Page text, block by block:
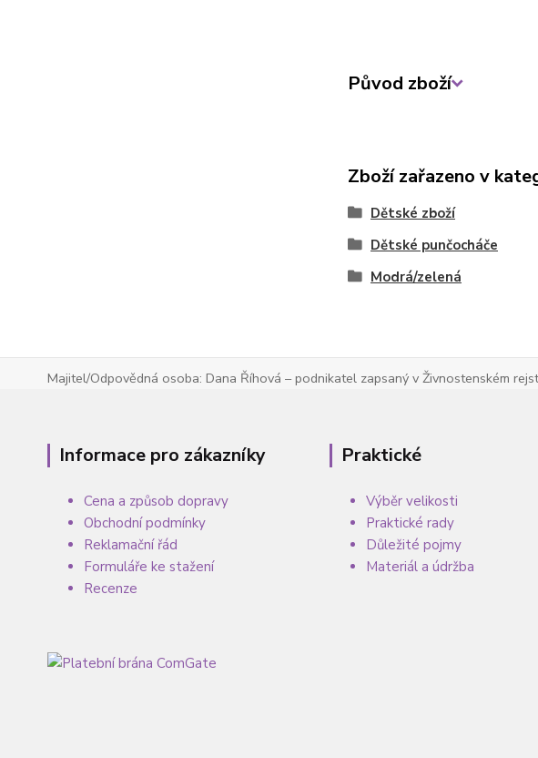
Původ zboží
Zboží zařazeno v
Dětské zboží
Dětské punčocháče
Modrá/zelená
Majitel/Odpovědná osoba: Dana Říhová – podnikatel zapsaný v Živnostenském
Informace pro zákazníky
Cena a způsob dopravy
Obchodní podmínky
Reklamační řád
Formuláře ke stažení
Recenze
Praktické
Výběr velikosti
Praktické rady
Důležité pojmy
Materiál a údržba